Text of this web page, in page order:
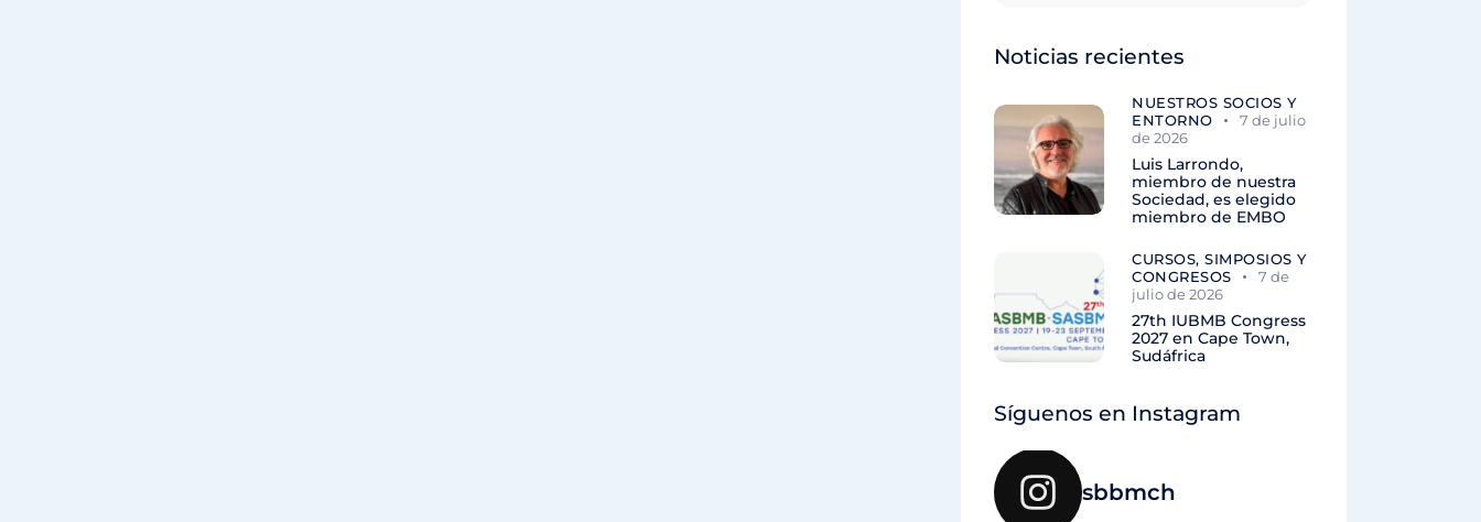
Noticias recientes
NUESTROS SOCIOS Y
ENTORNO
7 de julio
de 2026
Luis Larrondo,
miembro de nuestra
Sociedad, es elegido
miembro de EMBO
CURSOS, SIMPOSIOS Y
CONGRESOS
7 de
julio de 2026
27th IUBMB Congress
2027 en Cape Town,
Sudáfrica
Síguenos en Instagram
sbbmch